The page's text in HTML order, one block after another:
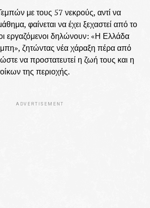
με τους 57 νεκρούς, αντί να
φαίνεται να έχει ξεχαστεί από το
οι εργαζόμενοι δηλώνουν: «Η Ελλάδα
ζητώντας νέα χάραξη πέρα από
να προστατευτεί η ζωή τους και η
της περιοχής.
ADVERTISEMENT